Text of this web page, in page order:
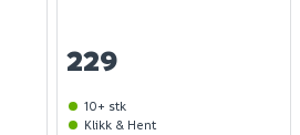
229
10+ stk
Klikk & Hent